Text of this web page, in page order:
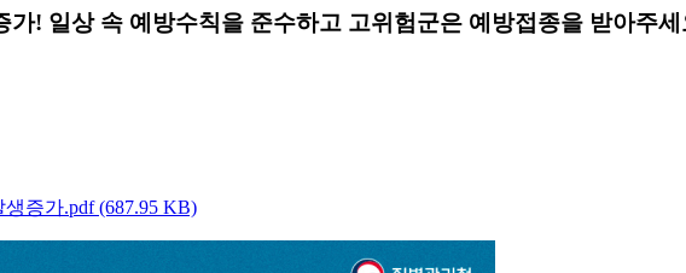
가! 일상 속 예방수칙을 준수하고 고위험군은 예방접종을 받아주
증가.pdf (687.95 KB)